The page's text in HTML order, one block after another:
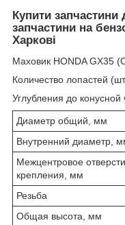
Купити
запчастини на
Харкові
Маховик HONDA GX35
Количество лопастей
Углубления до
Диаметр общий, мм
Внутренний диаметр,
Межцентровое
крепления, мм
Резьба
Общая высота, мм